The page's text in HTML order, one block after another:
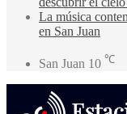
La música
en San Juan
San Juan 10 ℃